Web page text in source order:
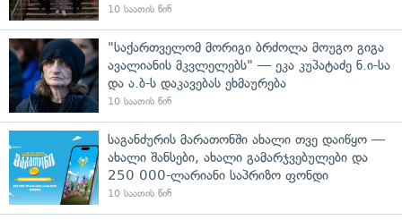
10 საათის წინ
"საქართველომ მორიგი ბრძოლა მოუგო გიგა
ავალიანის მკვლელებს" — ეკა კუპატაძე ნ.ი-სა
და ა.ბ-ს დაკავებას ეხმაურება
10 საათის წინ
საგანძურის მარათონში ახალი თვე დაიწყო —
ახალი შანსები, ახალი გამარჯვებულები და
250 000-ლარიანი საპრიზო ფონდი
10 საათის წინ